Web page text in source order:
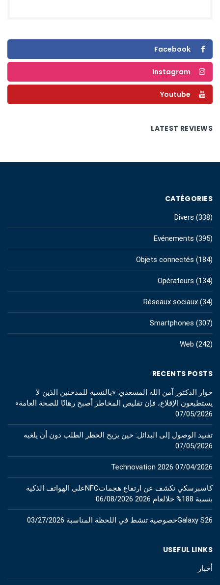
Facebook
Instagram
Youtube
LATEST REVIEWS
CATÉGORIES
Divers (338)
Evénements (395)
Objets connectés (184)
Opérateurs (134)
Réseaux sociaux (34)
Smartphones (307)
Web (242)
RECENTS POSTS
حوار الدكتور آمن الله المسعدي: «بالنسبة للمدخنين الذين لا
يستطيعون الإقلاع، فإن تقليص المخاطر أصبح رهانًا للصحة العامة»
07/05/2026
تقييد الوصول إلى البدائل: حين يزيح الحظر الطلب دون أن يلغيه
07/05/2026
Technovation 2026 07/04/2026
كاسبرسكي تكشف عن ارتفاع هجماتNFCعلى الهواتف الذكية
بنسبة 188% خلالعام 2026
06/08/2026
Galaxy S26خصوصية تنشط في اللحظة المناسبة 03/27/2026
USEFUL LINKS
أخبار